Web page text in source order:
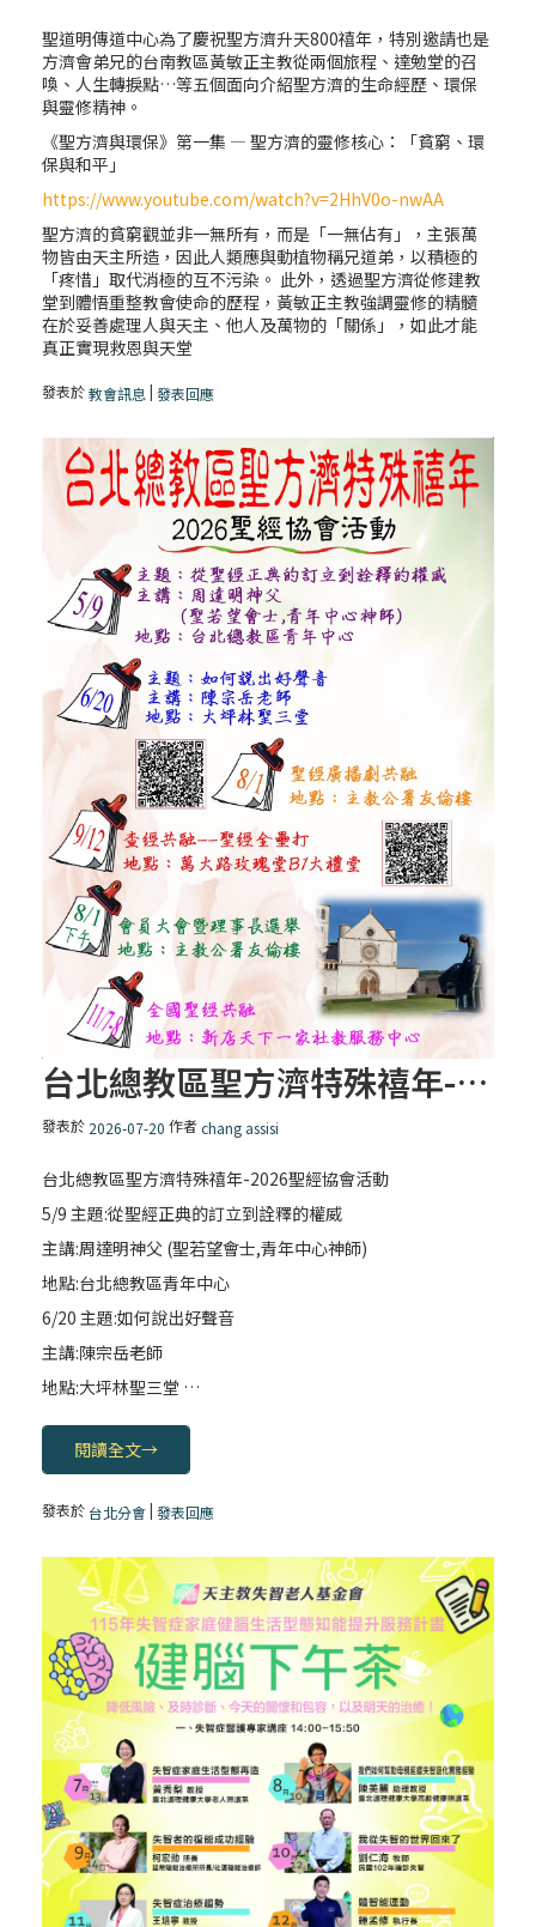
【信仰之旅】第六集：「三位一體的天主」
「大赦」？/ 羅厝耶穌聖名堂(下)
「禧年 來~」第八集：何謂「大赦」？/ 羅厝
耶穌聖名堂(上)
「禧年 來~」第七集：2025禧年慶祝的特點
之一：和好聖事
【信仰之旅】第五集：「生命的意義？」丁
松筠神父
「禧年 來~」第六集：2025禧年詔書內容與
特點
「禧年 來~」第五集：2025禧年的主視覺
logo的意涵
【信仰之旅】第四集：「 神真的存在嗎？」
饒志成神父
「禧年 來~」第四集：2025禧年詔書中的教
宗期許
「禧年 來~」第三集：慶祝禧年的聖經基礎
（三）
「禧年 來~」第二集：慶祝禧年的聖經基礎
（二）
【信仰之旅】第三集：「 跟憂慮說 bye
「信仰之旅」第三集：跟憂慮說Bye Bye(推
廣影片）
「禧年 來~」第一集：慶祝禧年的聖經基礎
【信仰之旅】第二集：「 突破困境逆轉勝」
孔天予神父
【慕道輔助教材】第二集：突破困境逆轉勝
(推廣影片）
【信仰之旅】饒志成神父推薦：華人首部影
音慕道輔助教材
【信仰之旅】第一集：「挑戰人生謎題—柯
士達神父」華人首部慕道班影音輔助教材
〈明愛會陪您度四旬期〉20250310
〈明愛會陪您度四旬期〉20250306
聖道明傳道中心為了慶祝聖方濟升天800禧年，特別邀請也是
方濟會弟兄的台南教區黃敏正主教從兩個旅程、達勉堂的召
喚、人生轉捩點…等五個面向介紹聖方濟的生命經歷、環保
與靈修精神。
《聖方濟與環保》第一集 — 聖方濟的靈修核心：「貧窮、環
保與和平」
https://www.youtube.com/watch?v=2HhV0o-nwAA
聖方濟的貧窮觀並非一無所有，而是「一無佔有」，主張萬
物皆由天主所造，因此人類應與動植物稱兄道弟，以積極的
「疼惜」取代消極的互不污染。 此外，透過聖方濟從修建教
堂到體悟重整教會使命的歷程，黃敏正主教強調靈修的精髓
在於妥善處理人與天主、他人及萬物的「關係」，如此才能
真正實現救恩與天堂
發表於教會訊息 |發表回應
台北總教區聖方濟特殊禧年-2026聖經協會活動
發表於 2026-07-20 作者chang assisi
台北總教區聖方濟特殊禧年-2026聖經協會活動
5/9 主題:從聖經正典的訂立到詮釋的權威
主講:周達明神父 (聖若望會士,青年中心神師)
地點:台北總教區青年中心
6/20 主題:如何說出好聲音
主講:陳宗岳老師
地點:大坪林聖三堂 …
閱讀全文→
發表於 台北分會|發表回應